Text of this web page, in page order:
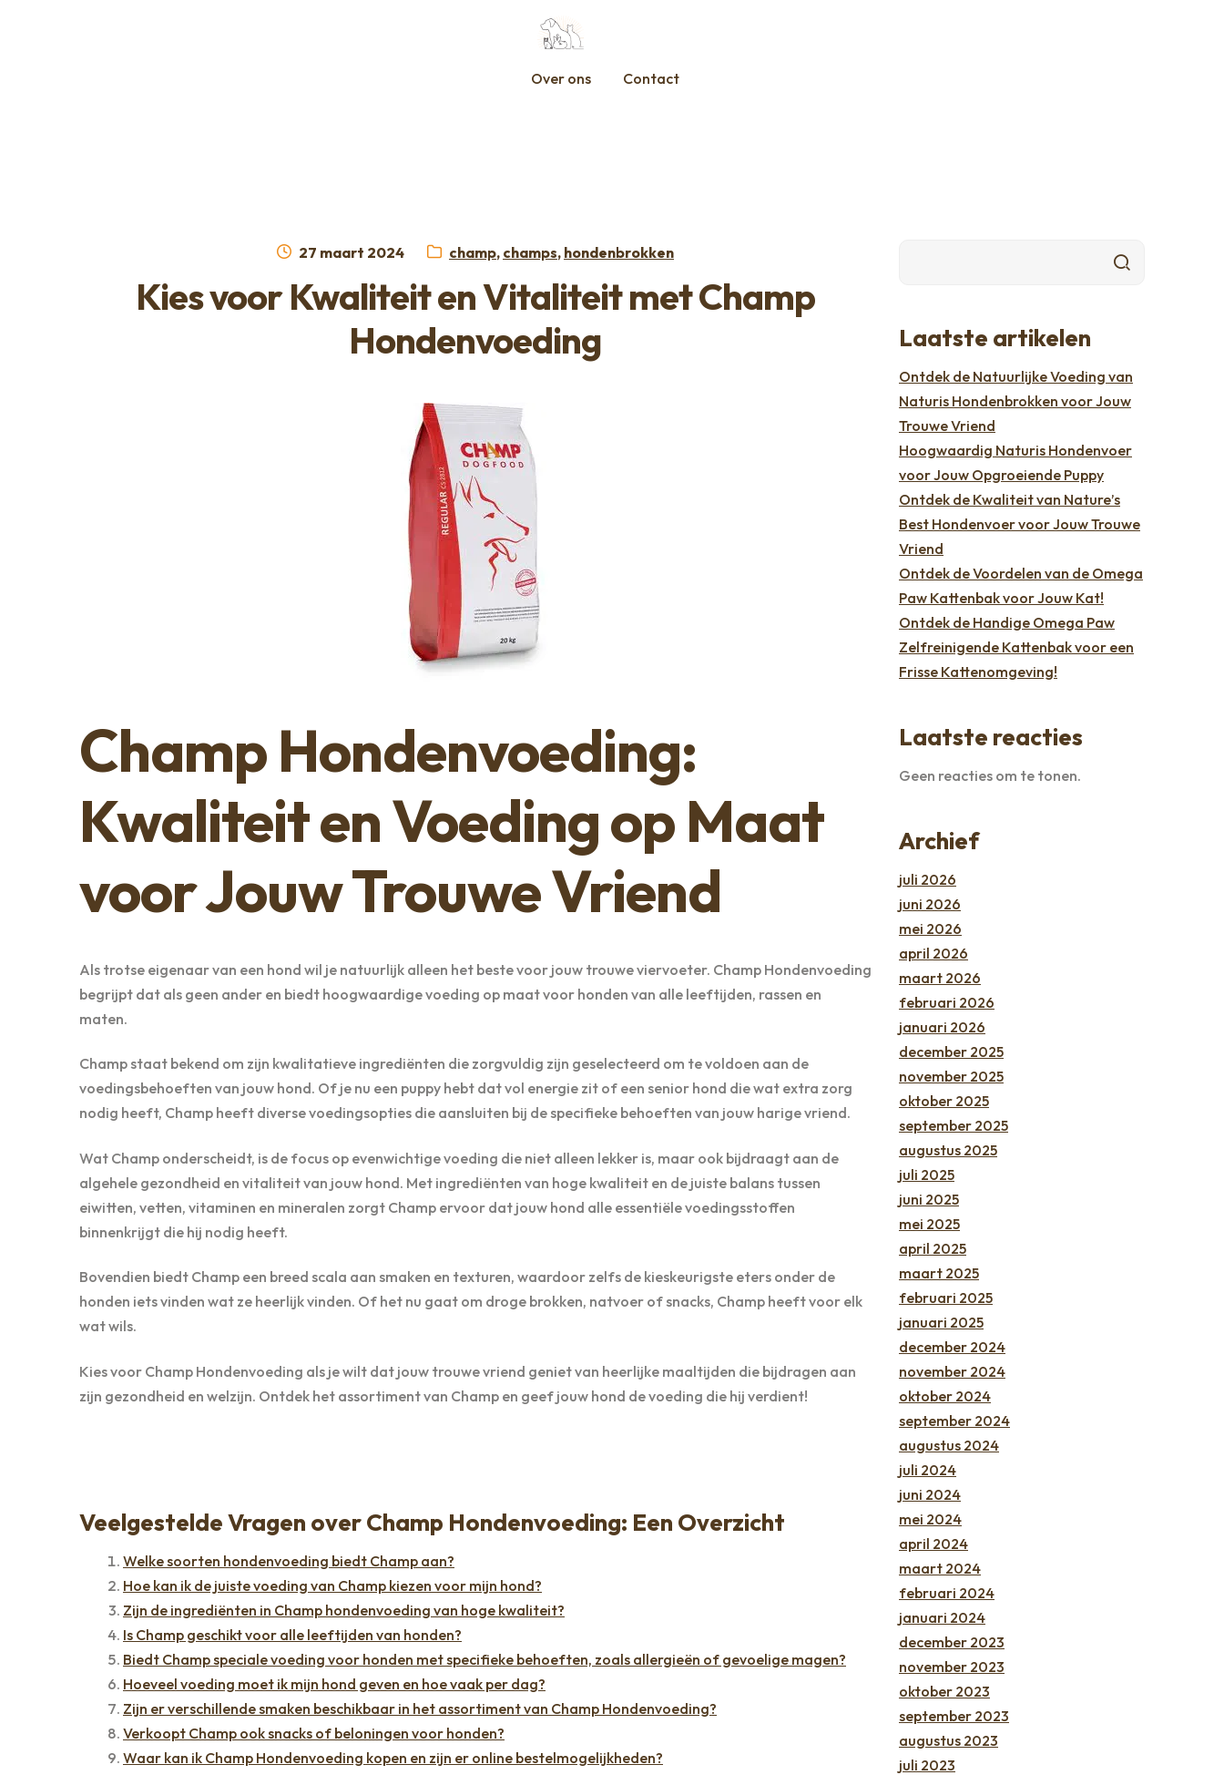
Over ons Contact
Geplaatst
27 maart 2024 Categorieën:
champ, champs, hondenbrokken
Kies voor Kwaliteit en Vitaliteit met Champ
Hondenvoeding
Champ Hondenvoeding:
Kwaliteit en Voeding op Maat
voor Jouw Trouwe Vriend
Als trotse eigenaar van een hond wil je natuurlijk alleen het beste voor jouw trouwe viervoeter. Champ Hondenvoeding
begrijpt dat als geen ander en biedt hoogwaardige voeding op maat voor honden van alle leeftijden, rassen en
maten.
Champ staat bekend om zijn kwalitatieve ingrediënten die zorgvuldig zijn geselecteerd om te voldoen aan de
voedingsbehoeften van jouw hond. Of je nu een puppy hebt dat vol energie zit of een senior hond die wat extra zorg
nodig heeft, Champ heeft diverse voedingsopties die aansluiten bij de specifieke behoeften van jouw harige vriend.
Wat Champ onderscheidt, is de focus op evenwichtige voeding die niet alleen lekker is, maar ook bijdraagt aan de
algehele gezondheid en vitaliteit van jouw hond. Met ingrediënten van hoge kwaliteit en de juiste balans tussen
eiwitten, vetten, vitaminen en mineralen zorgt Champ ervoor dat jouw hond alle essentiële voedingsstoffen
binnenkrijgt die hij nodig heeft.
Bovendien biedt Champ een breed scala aan smaken en texturen, waardoor zelfs de kieskeurigste eters onder de
honden iets vinden wat ze heerlijk vinden. Of het nu gaat om droge brokken, natvoer of snacks, Champ heeft voor elk
wat wils.
Kies voor Champ Hondenvoeding als je wilt dat jouw trouwe vriend geniet van heerlijke maaltijden die bijdragen aan
zijn gezondheid en welzijn. Ontdek het assortiment van Champ en geef jouw hond de voeding die hij verdient!
Veelgestelde Vragen over Champ Hondenvoeding: Een Overzicht
Welke soorten hondenvoeding biedt Champ aan?
Hoe kan ik de juiste voeding van Champ kiezen voor mijn hond?
Zijn de ingrediënten in Champ hondenvoeding van hoge kwaliteit?
Is Champ geschikt voor alle leeftijden van honden?
Biedt Champ speciale voeding voor honden met specifieke behoeften, zoals allergieën of gevoelige magen?
Hoeveel voeding moet ik mijn hond geven en hoe vaak per dag?
Zijn er verschillende smaken beschikbaar in het assortiment van Champ Hondenvoeding?
Verkoopt Champ ook snacks of beloningen voor honden?
Waar kan ik Champ Hondenvoeding kopen en zijn er online bestelmogelijkheden?
Laatste artikelen
Ontdek de Natuurlijke Voeding van
Naturis Hondenbrokken voor Jouw
Trouwe Vriend
Hoogwaardig Naturis Hondenvoer
voor Jouw Opgroeiende Puppy
Ontdek de Kwaliteit van Nature’s
Best Hondenvoer voor Jouw Trouwe
Vriend
Ontdek de Voordelen van de Omega
Paw Kattenbak voor Jouw Kat!
Ontdek de Handige Omega Paw
Zelfreinigende Kattenbak voor een
Frisse Kattenomgeving!
Laatste reacties
Geen reacties om te tonen.
Archief
juli 2026
juni 2026
mei 2026
april 2026
maart 2026
februari 2026
januari 2026
december 2025
november 2025
oktober 2025
september 2025
augustus 2025
juli 2025
juni 2025
mei 2025
april 2025
maart 2025
februari 2025
januari 2025
december 2024
november 2024
oktober 2024
september 2024
augustus 2024
juli 2024
juni 2024
mei 2024
april 2024
maart 2024
februari 2024
januari 2024
december 2023
november 2023
oktober 2023
september 2023
augustus 2023
juli 2023